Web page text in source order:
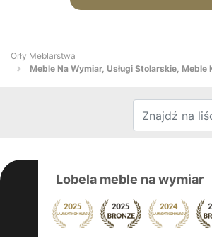
Orły Meblarstwa
Meble Na Wymiar, Usługi Stolarskie, Meble
Lobela meble na wymiar